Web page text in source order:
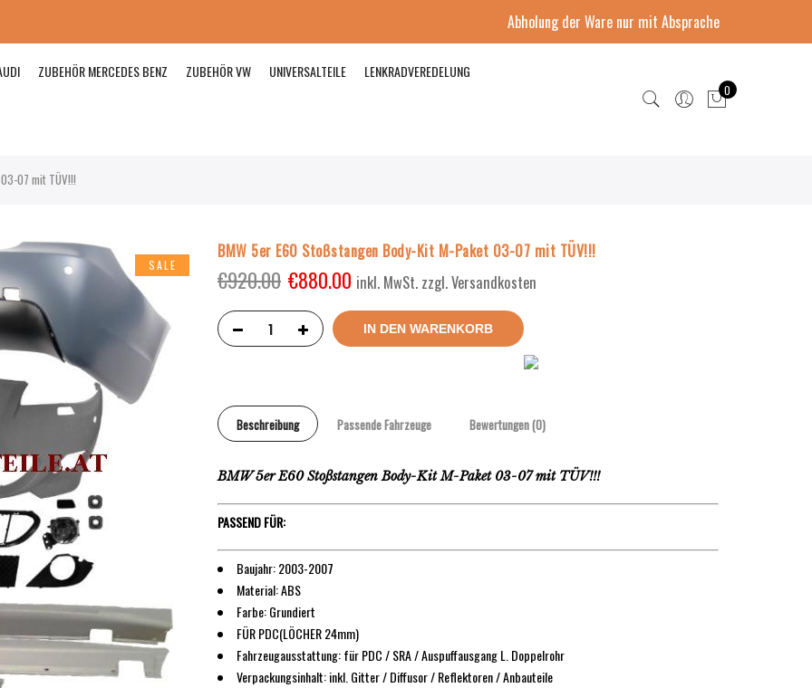
Abholung der Ware nur mit Absprache
ZUBEHÖR MERCEDES BENZ ZUBEHÖR VW UNIVERSALTEILE LENKRADVEREDELUNG
0
07 mit TÜV!!!
SALE
BMW 5er E60 Stoßstangen Body-Kit M-Paket 03-07 mit TÜV!!!
€920.00 €880.00 inkl. MwSt. zzgl. Versandkosten
IN DEN WARENKORB
Beschreibung Passende Fahrzeuge Bewertungen (0)
BMW 5er E60 Stoßstangen Body-Kit M-Paket 03-07 mit TÜV!!!
PASSEND FÜR:
Baujahr: 2003-2007
Material: ABS
Farbe: Grundiert
FÜR PDC(LÖCHER 24mm)
Fahrzeugausstattung: für PDC / SRA / Auspuffausgang L. Doppelrohr
Verpackungsinhalt: inkl. Gitter / Diffusor / Reflektoren / Anbauteile